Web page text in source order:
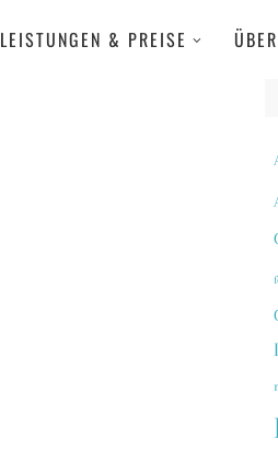
LEISTUNGEN & PREISE